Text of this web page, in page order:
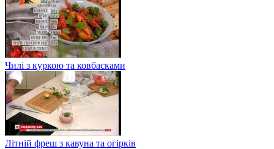
Чилі з куркою та ковбасками
Літній фреш з кавуна та огірків